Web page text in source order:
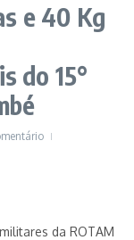
e 40 Kg
do 15°
da ROTAM